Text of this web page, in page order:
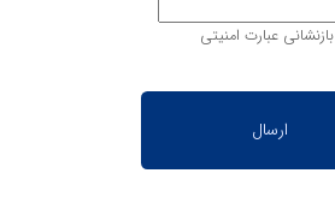
بازنشانی عبارت امنیتی